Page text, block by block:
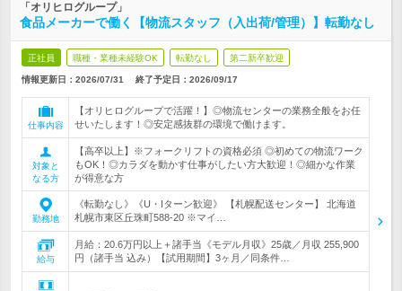
「オリヒログループ」
食品メーカーで働く【物流スタッフ（入出荷/管理）】転勤なし
正社員 職種・業種未経験OK 転勤なし 第二新卒歓迎
情報更新日：2026/07/31 終了予定日： 2026/09/17
仕事内容
【オリヒログループで活躍！】◎物流センターの業務全般をお任
せいたします！◎安定感抜群の環境で働けます。
対象と
なる方
【高卒以上】※フォークリフトの資格必須 ◎初めての物流ワーク
もOK！◎カラダを動かす仕事がしたい方大歓迎！◎細かな作業
が得意な方
勤務地
《転勤なし》《U・Iターン歓迎》 【札幌配送センター】 北海道
札幌市東区丘珠町588-20 ※マイ…
給与
月給：20.6万円以上＋諸手当《モデル月収》25歳／月収 255,900
円（諸手当 込み）【試用期間】3ヶ月／同条件…